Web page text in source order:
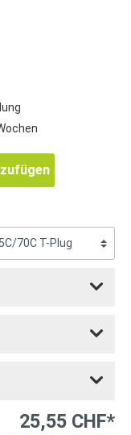
25,55 CHF*